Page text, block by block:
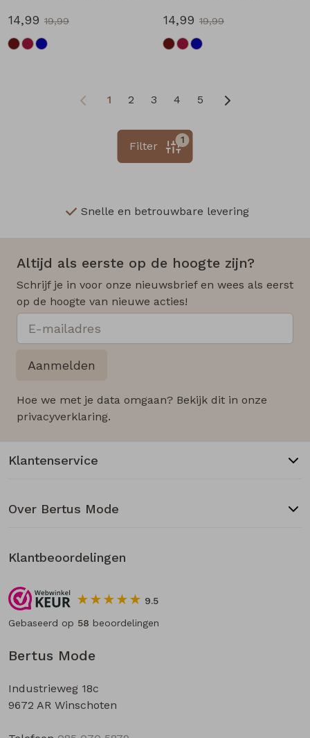
14,99 19,99
14,99 19,99
1 2 3 4 5
1
Filter
Snelle en betrouwbare levering
Altijd als eerste op de hoogte zijn?
Schrijf je in voor onze nieuwsbrief en wees als eerst
op de hoogte van nieuwe acties!
Aanmelden
Hoe we met je data omgaan? Bekijk dit in onze
privacyverklaring.
Bertus Mode
Industrieweg 18c
9672 AR Winschoten
Klantenservice
Over Bertus Mode
Klantbeoordelingen
9.5
Gebaseerd op 58 beoordelingen